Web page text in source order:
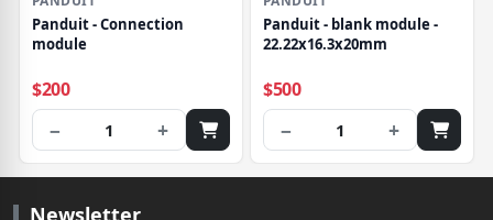
Panduit - Connection
module
$200
− 1 +
Panduit - blank module -
22.22x16.3x20mm
$500
− 1 +